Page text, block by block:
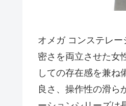
オメガ コンステレ
密さを両立させた女
しての存在感を兼ね
良さ、操作性の滑ら